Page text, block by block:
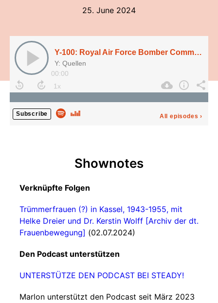
25. June 2024
Y-100: Royal Air Force Bomber Command Campaign Diary über einen Angriff auf Kassel (1943)
Y: Quellen
00:00
Subscribe All episodes ›
Shownotes
Verknüpfte Folgen
Trümmerfrauen (?) in Kassel, 1943-1955, mit
Helke Dreier und Dr. Kerstin Wolff [Archiv der dt.
Frauenbewegung] (02.07.2024)
Den Podcast unterstützen
UNTERSTÜTZE DEN PODCAST BEI STEADY!
Marlon unterstützt den Podcast seit März 2023